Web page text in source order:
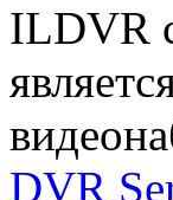
ILDVR
DVR